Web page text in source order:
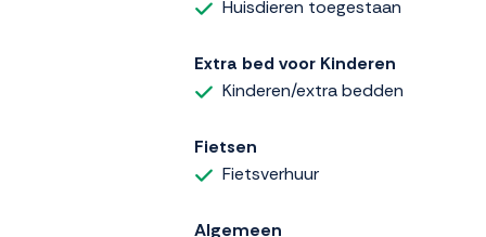
Huisdieren toegestaan
Extra bed voor Kinderen
Kinderen/extra bedden
Fietsen
Fietsverhuur
Algemeen